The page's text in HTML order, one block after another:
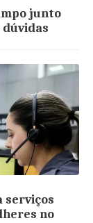
junto
serviços
no